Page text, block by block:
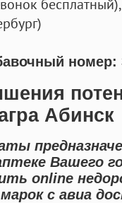
бесплатный),
номер:
Абинск
Вашего
online
с авиа